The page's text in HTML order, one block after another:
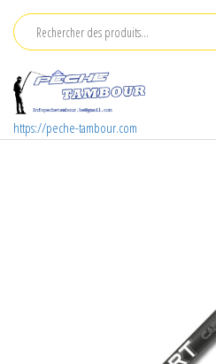
Aller
https://peche-tambour.com